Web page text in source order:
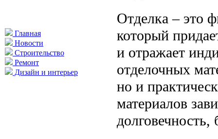
Главная
Новости
Строительство
Ремонт
Дизайн и интерьер
Отделка – это
который
и отражает
отделочных
но и
материалов